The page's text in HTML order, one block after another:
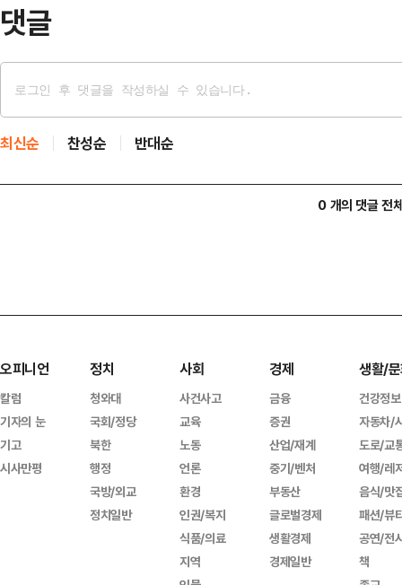
댓글
최신순 찬성순 반대순
0 개의 댓글 전
오피니언
칼럼
기자의 눈
기고
시사만평
정치
청와대
국회/정당
북한
행정
국방/외교
정치일반
사회
사건사고
교육
노동
언론
환경
인권/복지
식품/의료
지역
경제
금융
증권
산업/재계
중기/벤처
부동산
글로벌경제
생활경제
경제일반
생활/
건강정보
자동차/
도로/교
여행/레
음식/맛
패션/뷰
공연/전
책